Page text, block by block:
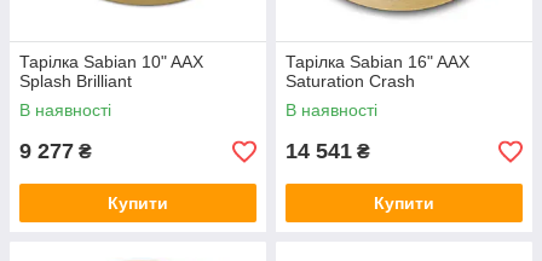
Тарілка Sabian 10" AAX
Splash Brilliant
В наявності
9 277 ₴
Купити
Тарілка Sabian 16" AAX
Saturation Crash
В наявності
14 541 ₴
Купити